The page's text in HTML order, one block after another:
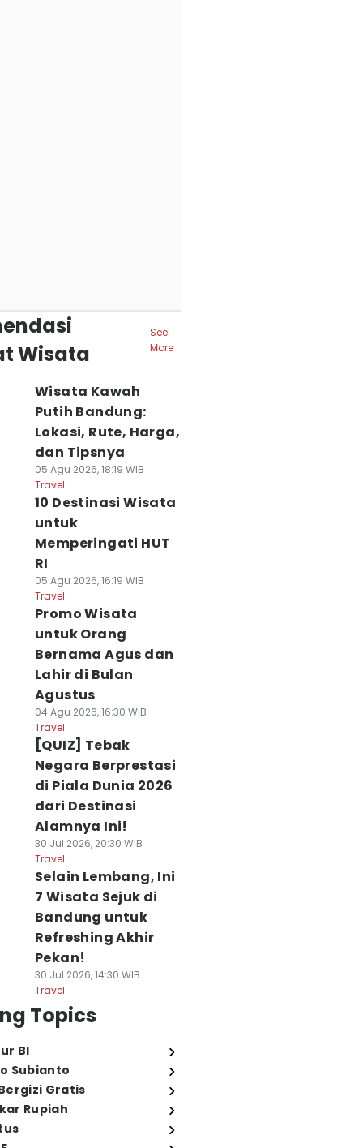
Wisata
See
More
Wisata Kawah
Putih Bandung:
Lokasi, Rute, Harga,
dan Tipsnya
05 Agu 2026, 18:19 WIB
Travel
10 Destinasi Wisata
untuk
Memperingati HUT
RI
05 Agu 2026, 16:19 WIB
Travel
Promo Wisata
untuk Orang
Bernama Agus dan
Lahir di Bulan
Agustus
04 Agu 2026, 16:30 WIB
Travel
[QUIZ] Tebak
Negara Berprestasi
di Piala Dunia 2026
dari Destinasi
Alamnya Ini!
30 Jul 2026, 20:30 WIB
Travel
Selain Lembang, Ini
7 Wisata Sejuk di
Bandung untuk
Refreshing Akhir
Pekan!
30 Jul 2026, 14:30 WIB
Travel
Topics
BI
Subianto
Gratis
Rupiah